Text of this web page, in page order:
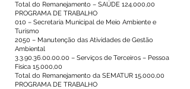
Total do Remanejamento – SAÚDE 124.000,00
PROGRAMA DE TRABALHO
010 – Secretaria Municipal de Meio Ambiente e
Turismo
2050 – Manutenção das Atividades de Gestão
Ambiental
3.3.90.36.00.00.00 – Serviços de Terceiros – Pessoa
Física 15.000,00
Total do Remanejamento da SEMATUR 15.000,00
PROGRAMA DE TRABALHO